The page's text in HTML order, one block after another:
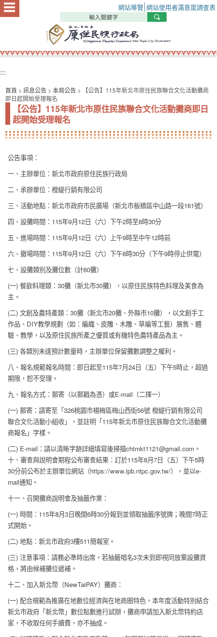
::: 網站導覽 網站使用者滿意度調查表
:::
首頁 > 訊息公告> 本局公告> 【公告】115年新北市原住民族聯合文化活動攤商
即日起開始受理報名
【公告】115年新北市原住民族聯合文化活動攤商即日
起開始受理報名
公告事項：
一、主辦單位：新北市政府原住民族行政局
二、承辦單位：橙緹行銷有限公司
三、活動地點：新北市政府市民廣場（新北市板橋區中山路一段161號）
四、設攤時間：115年9月12日（六）下午2時至8時30分
五、進場時間：115年9月12日（六）上午9時至中午12時前
六、撤場時間：115年9月12日（六）下午8時30分（下午9時停止供電）
七、設攤類別及攤位數（計60攤）
(一) 餐飲料理類：30攤（新北市30攤），以原住民族特色料理及美食為
主。
(二) 文創及農特產類：30攤（新北市20攤、外縣市10攤），以文創手工
作品、DIY教學規劃（如：編織、皮雕、木雕、草編等工藝）展售、體
驗、教學，以及原住民族所產之優質或有機特色農特產品為主。
(三) 各類別未達預計數量時，主辦單位保留攤數調整之權利。
八、報名規範報名時間：即日起至115年7月24日（五）下午5時止，超過
期限，恕不受理。
九、報名方式：郵寄（以郵戳為憑）或E-mail（二擇一）
(一) 郵寄：請寄至「326桃園市楊梅區梅山西街56號 橙緹行銷有限公司
聯合文化活動小組收」，並註明「115年新北市原住民族聯合文化活動攤
商報名」字樣。
(二) E-mail：請以清晰字跡詳細填寫後掃描chtmkt1121@gmail.com。
十、審查與說明會期程公布審查結果：訂於115年8月7日（五）下午5時
30分前公布於主辦單位網站（https://www.ipb.ntpc.gov.tw/），並以e-
mail通知。
十一、召開攤商說明會及抽籤作業：
(一) 時間：115年8月3日晚間6時30分報到並領取抽籤序號牌；晚間7時正
式開始。
(二) 地點：新北市政府3樓511簡報室。
(三) 注意事項：請務必準時出席，若抽籤唱名3次未到即視同放棄設攤資
格，將由候補攤位遞補。
十二、加入新北幣（NewTaiPAY）攤商：
(一) 配合規範為推廣在地數位經濟與在地商圈特色，本年度活動特別結合
新北市政府「新北幣」數位點數進行試辦，攤商申請加入新北幣特約店
家，不收取任何手續費，亦不抽成。